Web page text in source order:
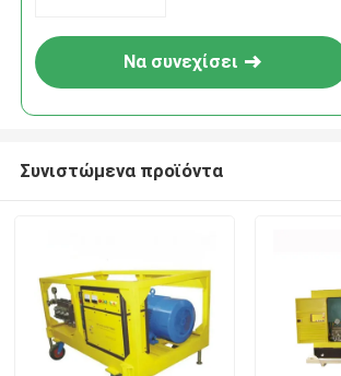
Να συνεχίσει
Συνιστώμενα προϊόντα